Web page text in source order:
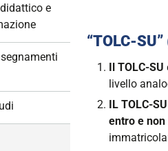
“TOLC-
Il TOLC-SU
livello
IL TOLC-SU
entro e
e